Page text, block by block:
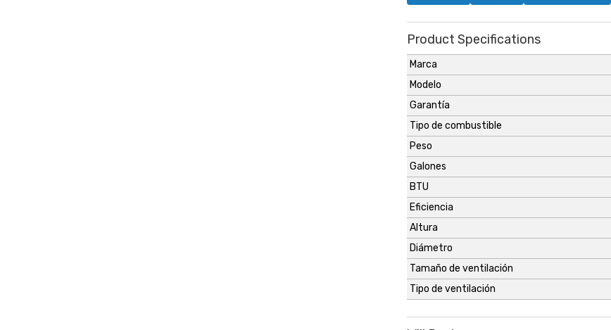
Product Specifications
Marca
Modelo
Garantía
Tipo de combustible
Peso
Galones
BTU
Eficiencia
Altura
Diámetro
Tamaño de ventilación
Tipo de ventilación